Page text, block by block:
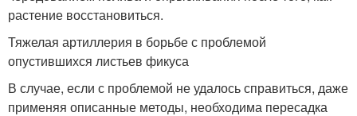
растение восстановиться.
Тяжелая артиллерия в борьбе с проблемой
опустившихся листьев фикуса
В случае, если с проблемой не удалось справиться, даже
применяя описанные методы, необходима пересадка